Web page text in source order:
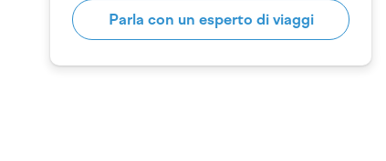
Parla con un esperto di viaggi